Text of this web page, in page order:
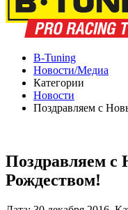
B-Tuning
Новости/Медиа
Категории
Новости
Поздравляем с
Поздравляем с
Рождеством!